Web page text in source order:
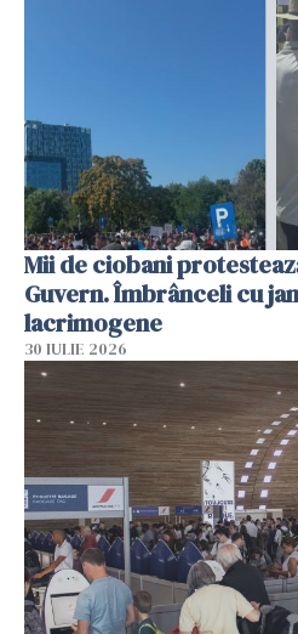
Mii de ciobani
Guvern. Îmbrânceli cu
lacrimogene
30 IULIE 2026